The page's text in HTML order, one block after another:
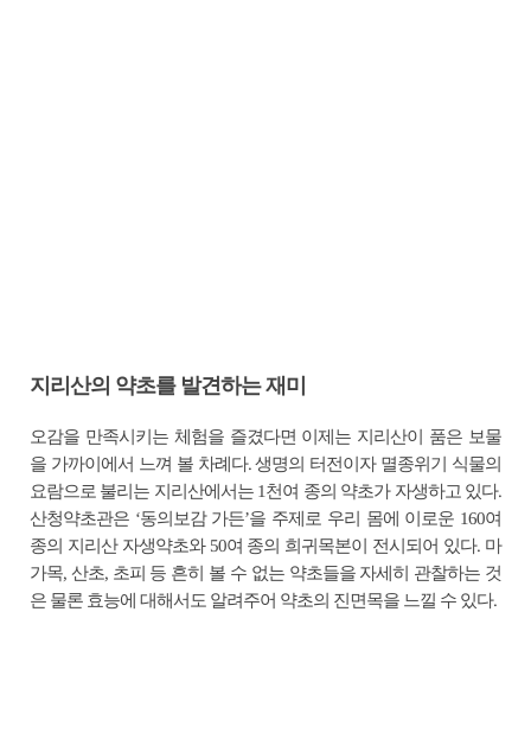
지리산의 약초를 발견하는 재미
오감을 만족시키는 체험을 즐겼다면 이제는 지리산이 품은 보물
을 가까이에서 느껴 볼 차례다. 생명의 터전이자 멸종위기 식물의
요람으로 불리는 지리산에서는 1천여 종의 약초가 자생하고 있다.
산청약초관은 ‘동의보감 가든’을 주제로 우리 몸에 이로운 160여
종의 지리산 자생약초와 50여 종의 희귀목본이 전시되어 있다. 마
가목, 산초, 초피 등 흔히 볼 수 없는 약초들을 자세히 관찰하는 것
은 물론 효능에 대해서도 알려주어 약초의 진면목을 느낄 수 있다.